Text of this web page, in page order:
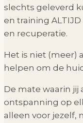
slechts geleverd
en training
en recuperatie.
Het is niet (meer)
helpen om de
De mate waarin jij
ontspanning op
alleen voor jezelf,